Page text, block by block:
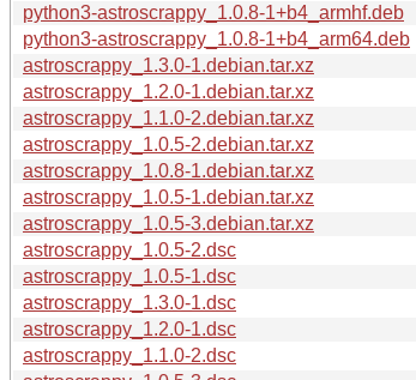
python3-astroscrappy_1.0.8-1+b4_armhf.deb
python3-astroscrappy_1.0.8-1+b4_arm64.deb
astroscrappy_1.3.0-1.debian.tar.xz
astroscrappy_1.2.0-1.debian.tar.xz
astroscrappy_1.1.0-2.debian.tar.xz
astroscrappy_1.0.5-2.debian.tar.xz
astroscrappy_1.0.8-1.debian.tar.xz
astroscrappy_1.0.5-1.debian.tar.xz
astroscrappy_1.0.5-3.debian.tar.xz
astroscrappy_1.0.5-2.dsc
astroscrappy_1.0.5-1.dsc
astroscrappy_1.3.0-1.dsc
astroscrappy_1.2.0-1.dsc
astroscrappy_1.1.0-2.dsc